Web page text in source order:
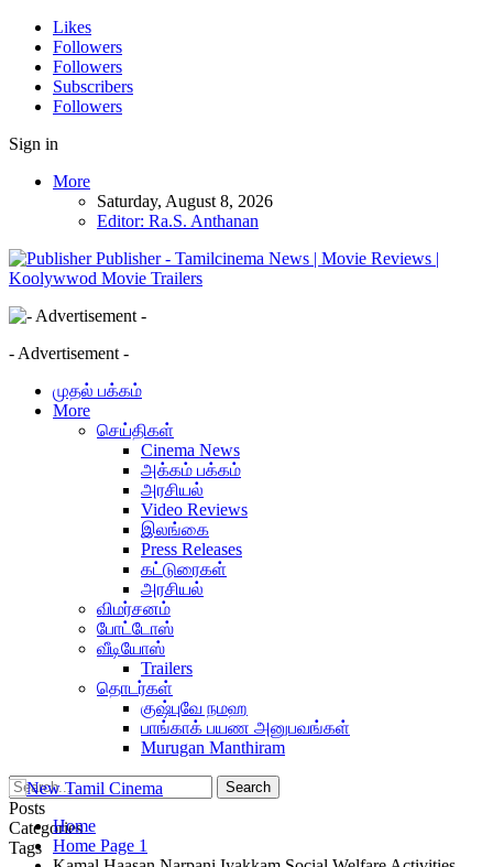
Likes
Followers
Followers
Subscribers
Followers
Sign in
More
Saturday, August 8, 2026
Editor: Ra.S. Anthanan
Publisher - Tamilcinema News | Movie Reviews |
Koolywwod Movie Trailers
- Advertisement -
முதல் பக்கம்
More
செய்திகள்
Cinema News
அக்கம் பக்கம்
அரசியல்
Video Reviews
இலங்கை
Press Releases
கட்டுரைகள்
அரசியல்
விமர்சனம்
போட்டோஸ்
வீடியோஸ்
Trailers
தொடர்கள்
குஷ்புவே நமஹ
பாங்காக் பயண அனுபவங்கள்
Murugan Manthiram
Posts
Categories
Tags
Home
Home Page 1